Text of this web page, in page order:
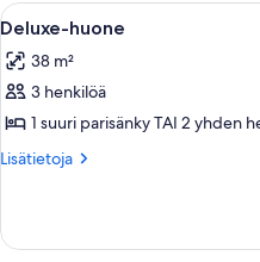
Avaa
kaikki
huonetyypin
Deluxe-
huone
kuvat
5
Deluxe-huone
38 m²
3 henkilöä
1 suuri parisänky TAI 2 yhden
Lisätietoja
Lisätietoja